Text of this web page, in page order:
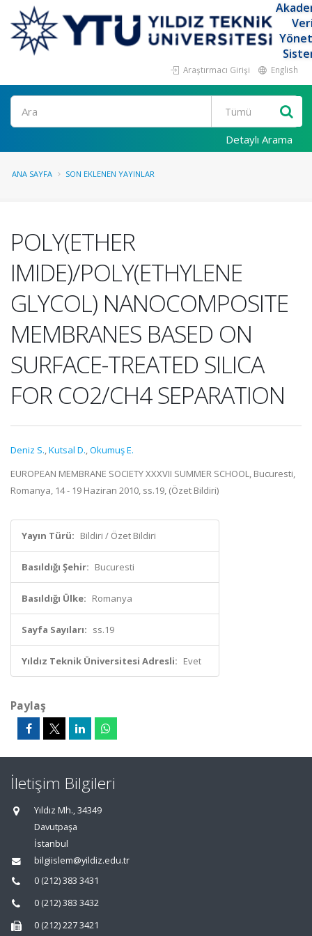
Araştırmacı Girişi English
Ara
Detaylı Arama
ANA SAYFA SON EKLENEN YAYINLAR
POLY(ETHER
IMIDE)/POLY(ETHYLENE
GLYCOL) NANOCOMPOSITE
MEMBRANES BASED ON
SURFACE-TREATED SILICA
FOR CO2/CH4 SEPARATION
Deniz S.,Kutsal D.,Okumuş E.
EUROPEAN MEMBRANE SOCIETY XXXVII SUMMER SCHOOL, Bucuresti,
Romanya, 14 - 19 Haziran 2010, ss.19, (Özet Bildiri)
Yayın Türü: Bildiri / Özet Bildiri
Basıldığı Şehir: Bucuresti
Basıldığı Ülke: Romanya
Sayfa Sayıları: ss.19
Yıldız Teknik Üniversitesi Adresli: Evet
Paylaş
İletişim Bilgileri
Yıldız Mh., 34349
Davutpaşa
İstanbul
bilgiislem@yildiz.edu.tr
0 (212) 383 3431
0 (212) 383 3432
0 (212) 227 3421